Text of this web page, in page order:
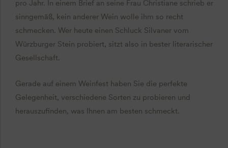
pro Jahr. In einem Brief an seine Frau Christiane schrieb er
sinngemäß, kein anderer Wein wolle ihm so recht
schmecken. Wer heute einen Schluck Silvaner vom
Würzburger Stein probiert, sitzt also in bester literarischer
Gesellschaft.
Gerade auf einem Weinfest haben Sie die perfekte
Gelegenheit, verschiedene Sorten zu probieren und
herauszufinden, was Ihnen am besten schmeckt.